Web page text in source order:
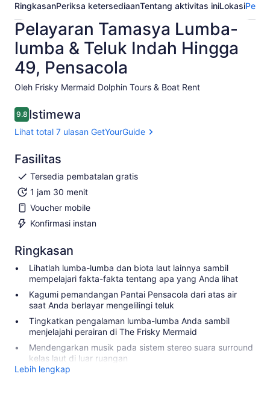
RingkasanPeriksa ketersediaanTentang aktivitas iniLokasi
Pelayaran Tamasya Lumba-
lumba & Teluk Indah Hingga
49, Pensacola
Oleh Frisky Mermaid Dolphin Tours & Boat Rent
9.89.8 dari 10
Istimewa
Lihat total 7 ulasan GetYourGuide
Fasilitas
Tersedia pembatalan gratis
1 jam 30 menit
Voucher mobile
Konfirmasi instan
Ringkasan
Lihatlah lumba-lumba dan biota laut lainnya sambil
mempelajari fakta-fakta tentang apa yang Anda lihat
Kagumi pemandangan Pantai Pensacola dari atas air
saat Anda berlayar mengelilingi teluk
Tingkatkan pengalaman lumba-lumba Anda sambil
menjelajahi perairan di The Frisky Mermaid
Mendengarkan musik pada sistem stereo suara surround
kelas laut di luar ruangan
Lebih lengkap